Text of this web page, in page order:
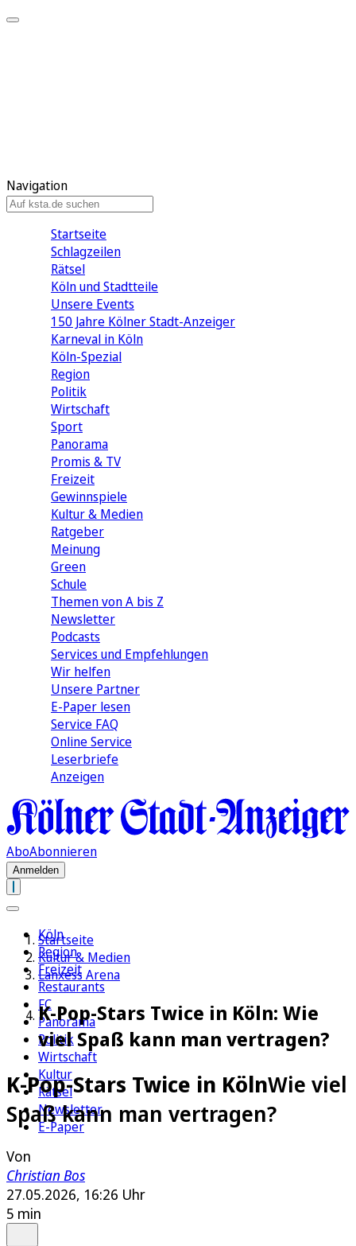
Navigation
Startseite
Schlagzeilen
Rätsel
Köln und Stadtteile
Unsere Events
150 Jahre Kölner Stadt-Anzeiger
Karneval in Köln
Köln-Spezial
Region
Politik
Wirtschaft
Sport
Panorama
Promis & TV
Freizeit
Gewinnspiele
Kultur & Medien
Ratgeber
Meinung
Green
Schule
Themen von A bis Z
Newsletter
Podcasts
Services und Empfehlungen
Wir helfen
Unsere Partner
E-Paper lesen
Service FAQ
Online Service
Leserbriefe
Anzeigen
AboAbonnieren
Anmelden
Köln
Region
Freizeit
Restaurants
FC
Panorama
Politik
Wirtschaft
Kultur
Rätsel
Newsletter
E-Paper
Startseite
Kultur & Medien
Lanxess Arena
K-Pop-Stars Twice in Köln: Wie
viel Spaß kann man vertragen?
K-Pop-Stars Twice in KölnWie viel
Spaß kann man vertragen?
Von
Christian Bos
27.05.2026, 16:26 Uhr
5 min